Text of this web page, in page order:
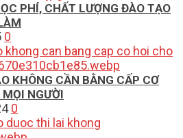
PHÍ, CHẤT LƯỢNG ĐÀO TẠO
0
KHÔNG CẦN BẰNG CẤP CƠ
NGƯỜI
0